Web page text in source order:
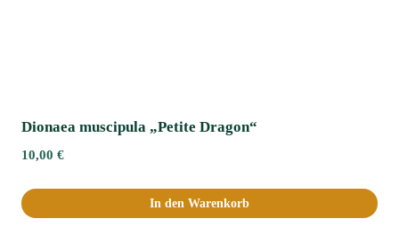
Dionaea muscipula „Petite Dragon“
10,00 €
In den Warenkorb